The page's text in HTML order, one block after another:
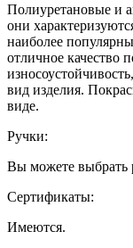
Полиуретановые и
они
наиболее
отличное качество
вид изделия.
виде.
Ручки:
Вы можете выбрать
Сертификаты:
Имеются.